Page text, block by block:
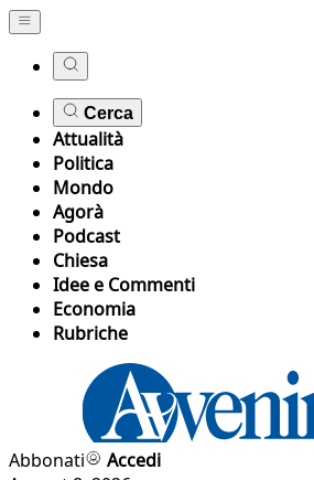
Cerca
Attualità
Politica
Mondo
Agorà
Podcast
Chiesa
Idee e Commenti
Economia
Rubriche
Abbonati
Accedi